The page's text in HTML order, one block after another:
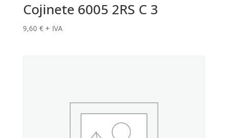
Cojinete 6005 2RS C 3
9,60 € + IVA